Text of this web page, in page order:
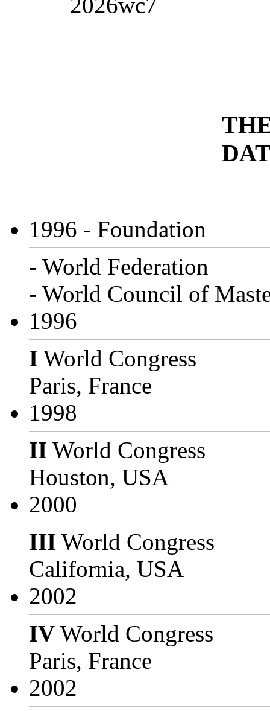
1996 - Foundation
- World Federation
- World Council of
1996
I World Congress
Paris, France
1998
II World Congress
Houston, USA
2000
III World Congress
California, USA
2002
IV World Congress
Paris, France
2002